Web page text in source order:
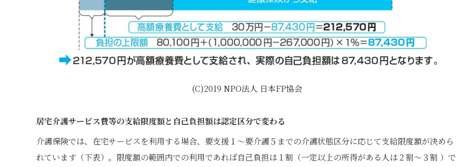
(C)2019 NPO法人 日本FP協会
居宅介護サービス費等の支給限度額と自己負担額は認定区分で変わる
介護保険では、在宅サービスを利用する場合、要支援１～要介護５までの介護状態区分に応じて支給限度額が決めら
れています（下表）。限度額の範囲内での利用であれば自己負担は１割（一定以上の所得がある人は２割～３割 ）で